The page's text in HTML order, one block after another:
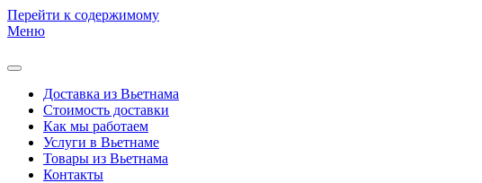
Перейти к содержимому
Меню
Доставка из Вьетнама
Стоимость доставки
Как мы работаем
Услуги в Вьетнаме
Товары из Вьетнама
Контакты